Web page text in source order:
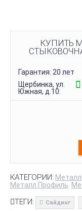
КУПИТЬ
Гарантия: 20 лет
Щербинка, ул.
Южная, д.10:
КАТЕГОРИИ:
Металл Профиль
ТЕГИ: Сайдинг